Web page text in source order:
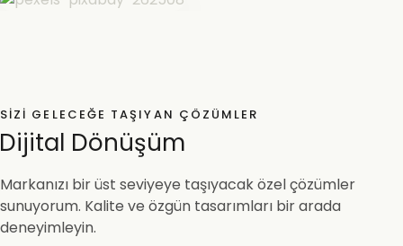
SIZI GELECEĞE TAŞIYAN ÇÖZÜMLER
Dijital Dönüşüm
Markanızı bir üst seviyeye taşıyacak özel çözümler
sunuyorum. Kalite ve özgün tasarımları bir arada
deneyimleyin.